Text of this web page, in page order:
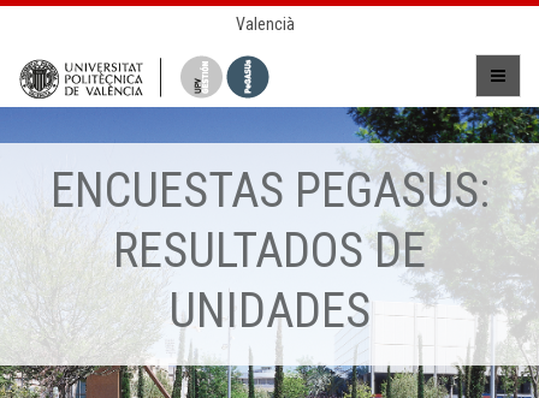
Valencià
ENCUESTAS PEGASUS:
RESULTADOS DE
UNIDADES